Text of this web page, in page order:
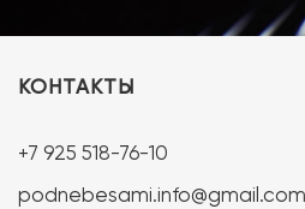
КОНТАКТЫ
+7 925 518-76-10
podnebesami.info@gmail.com